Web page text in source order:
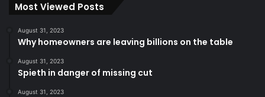
Most Viewed Posts
August 31, 2023
Why homeowners are leaving billions on the table
August 31, 2023
Spieth in danger of missing cut
August 31, 2023